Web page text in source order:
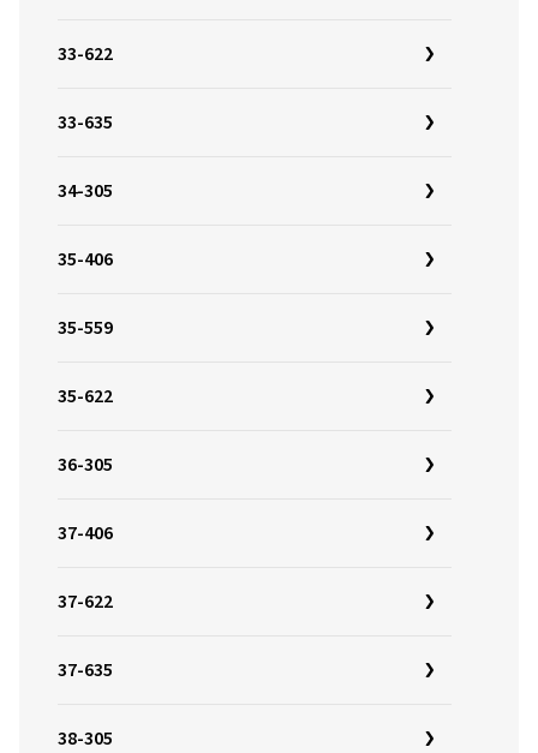
33-622
33-635
34-305
35-406
35-559
35-622
36-305
37-406
37-622
37-635
38-305